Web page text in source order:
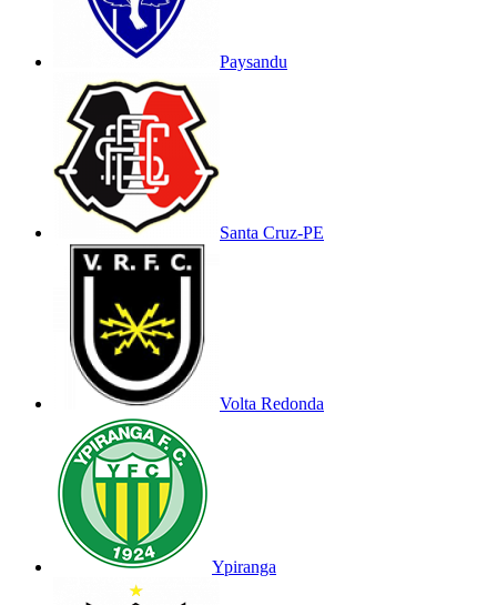
Paysandu
Santa Cruz-PE
Volta Redonda
Ypiranga